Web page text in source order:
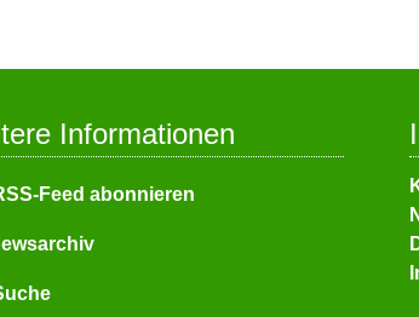
Informationen
Feed abonnieren